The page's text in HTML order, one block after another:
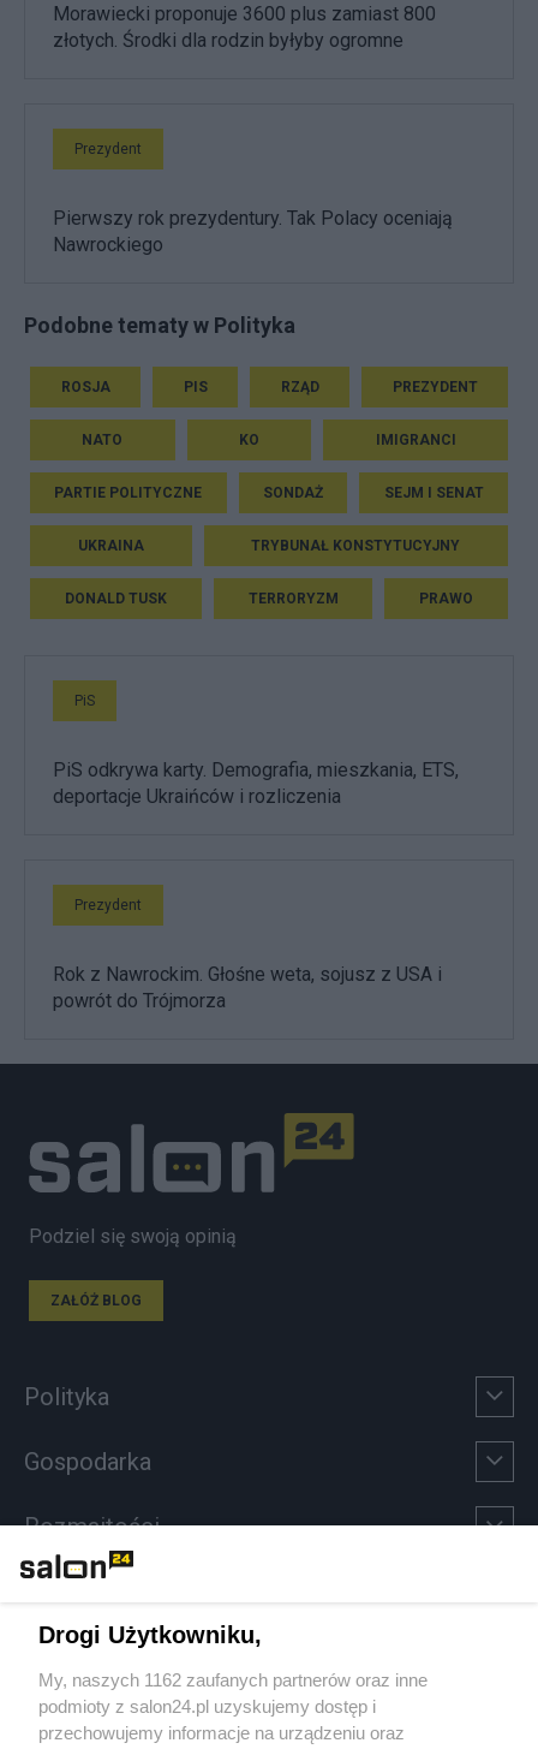
Morawiecki proponuje 3600 plus zamiast 800
złotych. Środki dla rodzin byłyby ogromne
Prezydent
Pierwszy rok prezydentury. Tak Polacy oceniają
Nawrockiego
Podobne tematy w Polityka
ROSJA PIS RZĄD PREZYDENT
NATO KO IMIGRANCI
PARTIE POLITYCZNE SONDAŻ SEJM I SENAT
UKRAINA TRYBUNAŁ KONSTYTUCYJNY
DONALD TUSK TERRORYZM PRAWO
PiS
PiS odkrywa karty. Demografia, mieszkania, ETS,
deportacje Ukraińców i rozliczenia
Prezydent
Rok z Nawrockim. Głośne weta, sojusz z USA i
powrót do Trójmorza
Podziel się swoją opinią
ZAŁÓŻ BLOG
Polityka
Gospodarka
Rozmaitości
Sport
Społeczeństwo
Drogi Użytkowniku,
My, naszych 1162 zaufanych partnerów oraz inne
podmioty z salon24.pl uzyskujemy dostęp i
przechowujemy informacje na urządzeniu oraz